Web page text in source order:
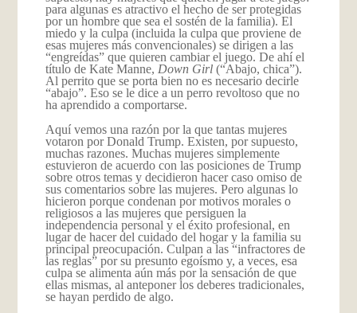
para algunas es atractivo el hecho de ser protegidas
por un hombre que sea el sostén de la familia). El
miedo y la culpa (incluida la culpa que proviene de
esas mujeres más convencionales) se dirigen a las
“engreídas” que quieren cambiar el juego. De ahí el
título de Kate Manne, Down Girl(“Abajo, chica”).
Al perrito que se porta bien no es necesario decirle
“abajo”. Eso se le dice a un perro revoltoso que no
ha aprendido a comportarse.
Aquí vemos una razón por la que tantas mujeres
votaron por Donald Trump. Existen, por supuesto,
muchas razones. Muchas mujeres simplemente
estuvieron de acuerdo con las posiciones de Trump
sobre otros temas y decidieron hacer caso omiso de
sus comentarios sobre las mujeres. Pero algunas lo
hicieron porque condenan por motivos morales o
religiosos a las mujeres que persiguen la
independencia personal y el éxito profesional, en
lugar de hacer del cuidado del hogar y la familia su
principal preocupación. Culpan a las “infractores de
las reglas” por su presunto egoísmo y, a veces, esa
culpa se alimenta aún más por la sensación de que
ellas mismas, al anteponer los deberes tradicionales,
se hayan perdido de algo.